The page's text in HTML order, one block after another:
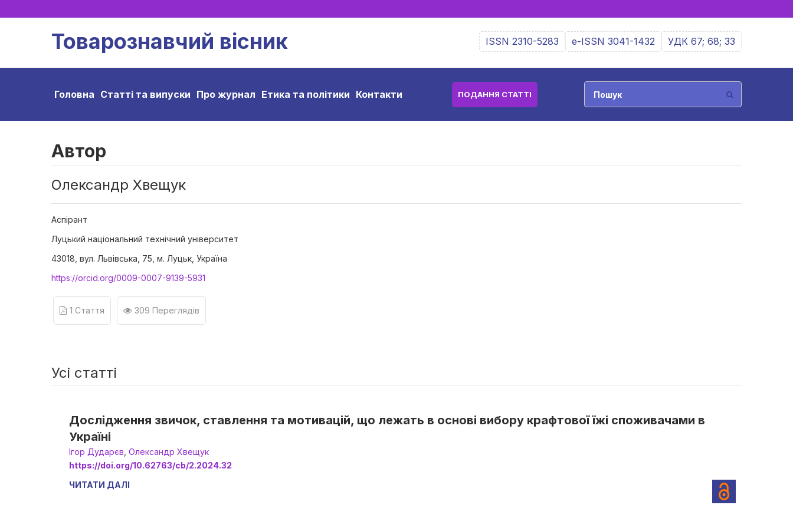
Товарознавчий вісник ISSN 2310-5283 e-ISSN 3041-1432 УДК 67; 68; 33
Головна Статті та випуски Про журнал Етика та політики Контакти ПОДАННЯ СТАТТІ
Автор
Олександр Хвещук
Аспірант
Луцький національний технічний університет
43018, вул. Львівська, 75, м. Луцьк, Україна
https://orcid.org/0009-0007-9139-5931
1 Стаття 309 Переглядів
Усі статті
Дослідження звичок, ставлення та мотивацій, що лежать в основі вибору крафтової їжі споживачами в
Україні
Ігор Дударєв Олександр Хвещук
https://doi.org/10.62763/cb/2.2024.32
ЧИТАТИ ДАЛІ